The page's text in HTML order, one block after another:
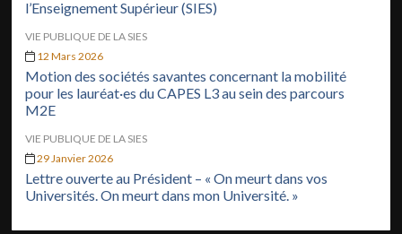
l’Enseignement Supérieur (SIES)
VIE PUBLIQUE DE LA SIES
12 Mars 2026
Motion des sociétés savantes concernant la mobilité
pour les lauréat·es du CAPES L3 au sein des parcours
M2E
VIE PUBLIQUE DE LA SIES
29 Janvier 2026
Lettre ouverte au Président – « On meurt dans vos
Universités. On meurt dans mon Université. »